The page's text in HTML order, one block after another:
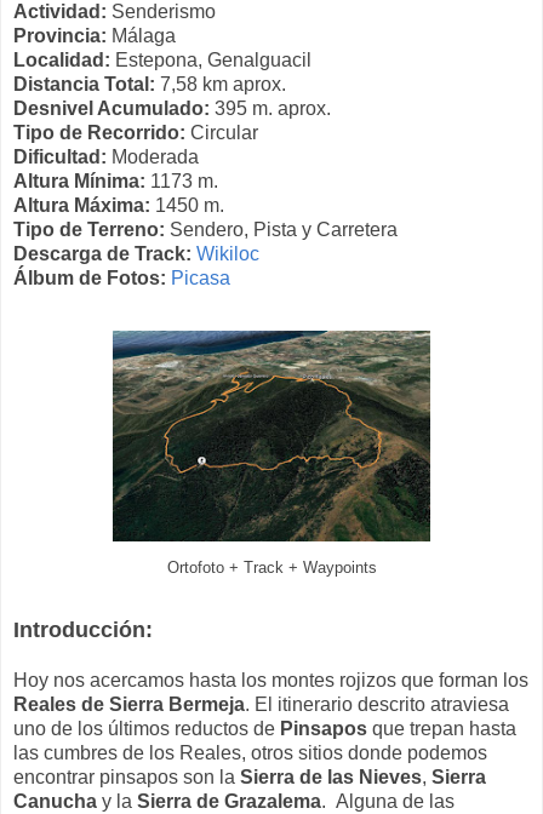
Actividad: Senderismo
Provincia: Málaga
Localidad: Estepona, Genalguacil
Distancia Total: 7,58 km aprox.
Desnivel Acumulado: 395 m. aprox.
Tipo de Recorrido: Circular
Dificultad: Moderada
Altura Mínima: 1173 m.
Altura Máxima: 1450 m.
Tipo de Terreno: Sendero, Pista y Carretera
Descarga de Track: Wikiloc
Álbum de Fotos: Picasa
Ortofoto + Track + Waypoints
Introducción:
Hoy nos acercamos hasta los montes rojizos que forman los
Reales de Sierra Bermeja. El itinerario descrito atraviesa
uno de los últimos reductos de Pinsapos que trepan hasta
las cumbres de los Reales, otros sitios donde podemos
encontrar pinsapos son la Sierra de las Nieves, Sierra
Canucha y la Sierra de Grazalema. Alguna de las